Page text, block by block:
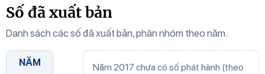
Số đã xuất bản
Danh sách các số đã xuất bản, phân nhóm theo năm.
NĂM
Năm 2017 chưa có số phát hành (theo